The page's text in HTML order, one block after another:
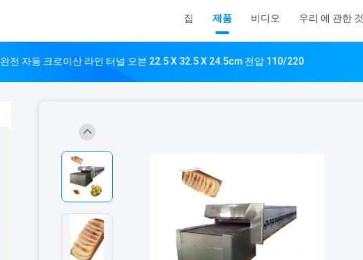
집 제품 비디오 우리 에 관한 것
완전 자동 크로이산 라인 터널 오븐 22.5 X 32.5 X 24.5cm 전압 110/220